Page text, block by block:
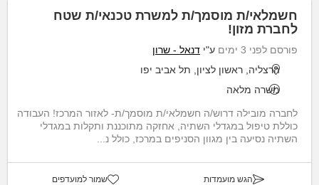
חשמלאי/ת מוסמך/ת למשרת טכנאי/ת שטח
לחברת מזון!
פורסם לפני 3 ימים ע"י דנאל - שרון
הרצליה, ראשון לציון, תל אביב יפו
משרה מלאה
לחברה מובילה דרוש/ה חשמלאי/ת מוסמך/ת- לאזור המרכז! העבודה
כוללת טיפול במגדלי השתיה, אחזקה מתוכננת ותקלות במגדלי
השתיה נסיעה בין מגוון הסניפים במרכז, כולל נ...
הגש מועמדות שמור למועדפים